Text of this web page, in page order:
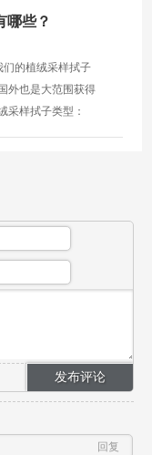
哪些？
们的植绒采样拭子
外也是大范围获得
采样拭子类型：
回复